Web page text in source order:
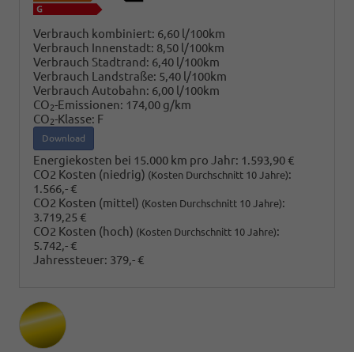
Verbrauch kombiniert: 6,60 l/100km
Verbrauch Innenstadt: 8,50 l/100km
Verbrauch Stadtrand: 6,40 l/100km
Verbrauch Landstraße: 5,40 l/100km
Verbrauch Autobahn: 6,00 l/100km
CO2-Emissionen: 174,00 g/km
CO2-Klasse: F
Download
Energiekosten bei 15.000 km pro Jahr: 1.593,90 €
CO2 Kosten (niedrig) (Kosten Durchschnitt 10 Jahre):
1.566,- €
CO2 Kosten (mittel) (Kosten Durchschnitt 10 Jahre):
3.719,25 €
CO2 Kosten (hoch) (Kosten Durchschnitt 10 Jahre):
5.742,- €
Jahressteuer: 379,- €